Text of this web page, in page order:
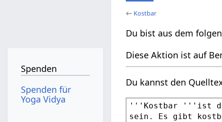
← Kostbar
Du bist aus dem
Diese Aktion ist auf
Du kannst den
Spenden
Spenden für
Yoga Vidya